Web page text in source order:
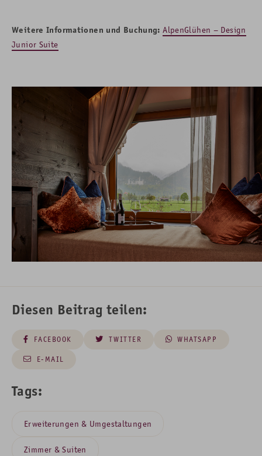
Weitere Informationen und Buchung: AlpenGlühen – Design
Junior Suite
Diesen Beitrag teilen:
FACEBOOK TWITTER
WHATSAPP
E-MAIL
Tags:
Erweiterungen & Umgestaltungen
Zimmer & Suiten